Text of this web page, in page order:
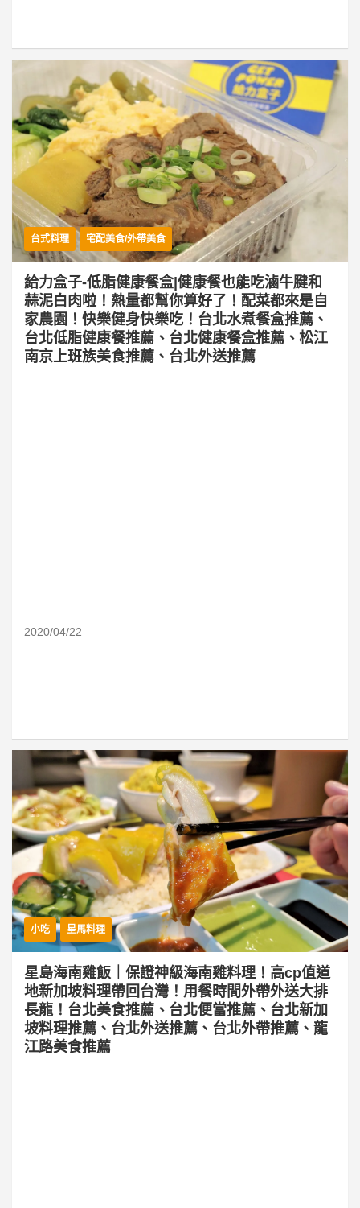
台式料理 宅配美食/外帶美食
給力盒子-低脂健康餐盒|健康餐也能吃滷牛腱和
蒜泥白肉啦！熱量都幫你算好了！配菜都來是自
家農園！快樂健身快樂吃！台北水煮餐盒推薦、
台北低脂健康餐推薦、台北健康餐盒推薦、松江
南京上班族美食推薦、台北外送推薦
2020/04/22
小吃 星馬料理
星島海南雞飯｜保證神級海南雞料理！高cp值道
地新加坡料理帶回台灣！用餐時間外帶外送大排
長龍！台北美食推薦、台北便當推薦、台北新加
坡料理推薦、台北外送推薦、台北外帶推薦、龍
江路美食推薦